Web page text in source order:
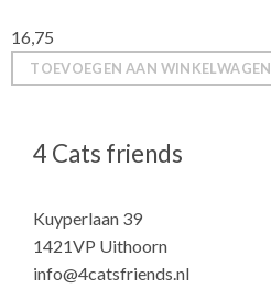
16,75
TOEVOEGEN AAN WINKELWAGEN
4 Cats friends
Kuyperlaan 39
1421VP Uithoorn
info@4catsfriends.nl